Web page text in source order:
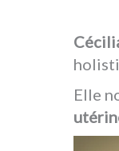
Elle